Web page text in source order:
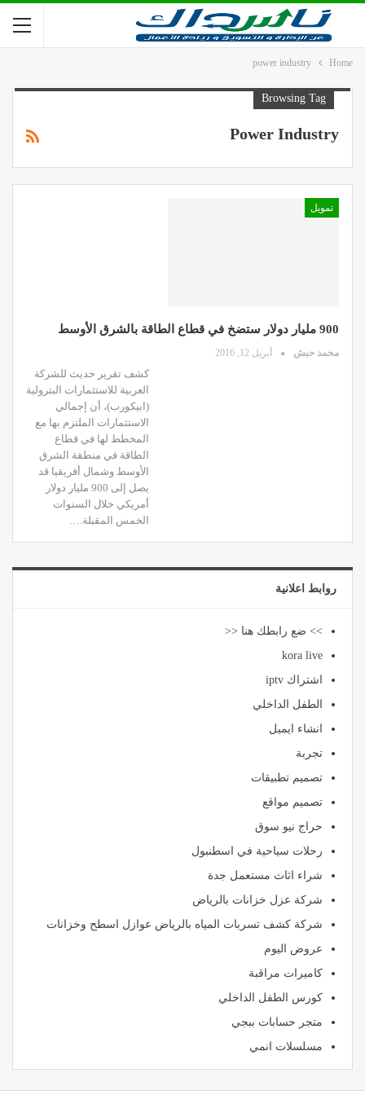
Home
power industry
Browsing Tag
Power Industry
تمويل
900 مليار دولار ستضخ في قطاع الطاقة بالشرق الأوسط
محمد حبش أبريل 12, 2016
كشف تقرير حديث للشركة
العربية للاستثمارات البترولية
(ابيكورب)، أن إجمالي
الاستثمارات الملتزم بها مع
المخطط لها في قطاع
الطاقة في منطقة الشرق
الأوسط وشمال أفريقيا قد
يصل إلى 900 مليار دولار
أمريكي خلال السنوات
الخمس المقبلة.…
روابط اعلانية
>> ضع رابطك هنا <<
kora live
اشتراك iptv
الطفل الداخلي
انشاء ايميل
تجربة
تصميم تطبيقات
تصميم مواقع
حراج نيو سوق
رحلات سياحية في اسطنبول
شراء اثاث مستعمل جدة
شركة عزل خزانات بالرياض
شركة كشف تسربات المياه بالرياض عوازل اسطح وخزانات
عروض اليوم
كاميرات مراقبة
كورس الطفل الداخلي
متجر حسابات ببجي
مسلسلات انمي